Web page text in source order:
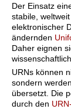
Der Einsatz
stabile,
elektronischer
ändernden
Daher eignen
URNs können
sondern
übersetzt. Die
durch den